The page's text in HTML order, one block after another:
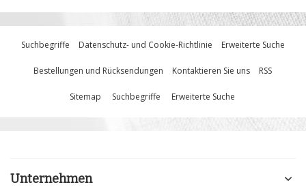
Suchbegriffe Datenschutz- und Cookie-Richtlinie Erweiterte Suche
Bestellungen und Rücksendungen Kontaktieren Sie uns RSS
Sitemap Suchbegriffe Erweiterte Suche
Unternehmen